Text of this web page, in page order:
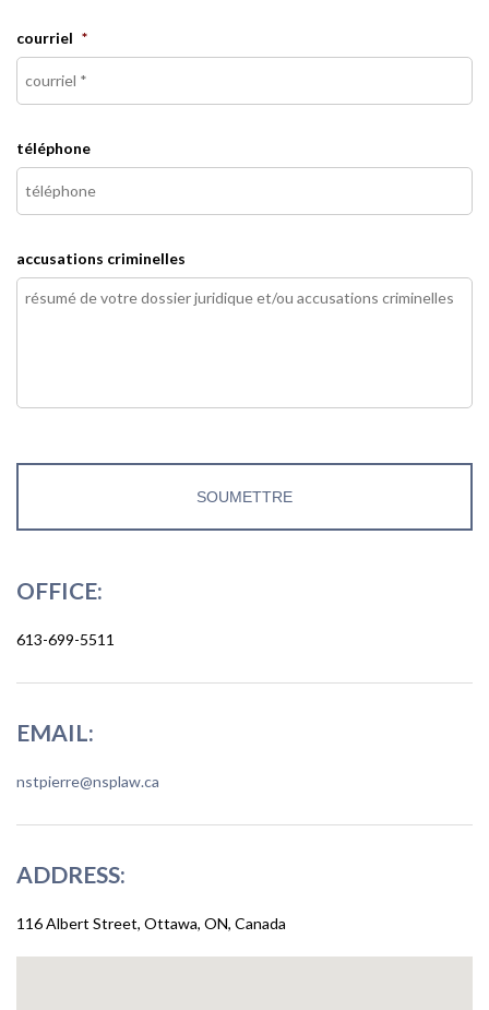
courriel *
téléphone
accusations criminelles
OFFICE:
613-699-5511
EMAIL:
nstpierre@nsplaw.ca
ADDRESS:
116 Albert Street, Ottawa, ON, Canada